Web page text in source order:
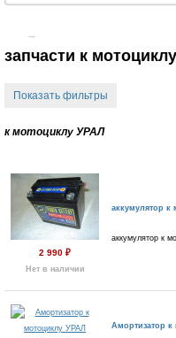
→
запчасти к
Показать фильтры
к мотоциклу УРАЛ
2 990 ₽
Нет в наличии
аккумулятор к
аккумулятор к
Амортизатор